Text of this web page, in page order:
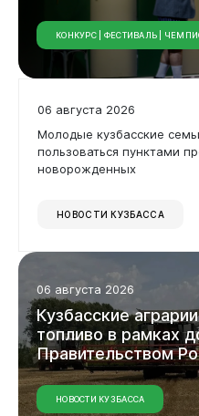
КОНКУРС | ФЕСТИВАЛЬ |
06 августа 2026
Молодые кузбасские
пользоваться пунктами
новорожденных
НОВОСТИ КУЗБАССА
06 августа 2026
Кузбасские
топливо в рамках
Правительством
НОВОСТИ КУЗБАССА